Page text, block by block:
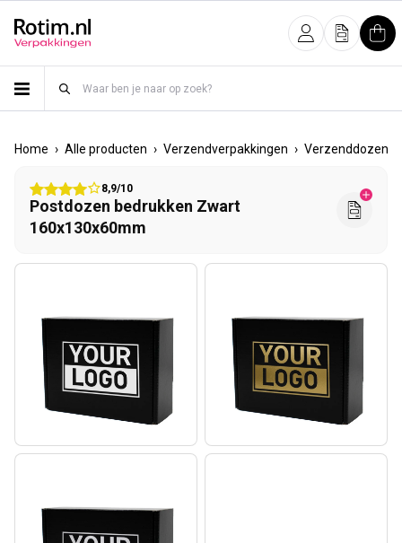
InloggenOfferte
Home › Alle producten › Verzendverpakkingen › Verzenddozen
8,9/10
Postdozen bedrukken Zwart
160x130x60mm